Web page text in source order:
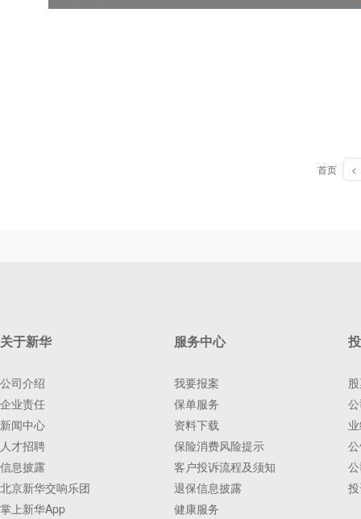
首页 <
关于新华
公司介绍
企业责任
新闻中心
人才招聘
信息披露
北京新华交响乐团
掌上新华App
服务中心
我要报案
保单服务
资料下载
保险消费风险提示
客户投诉流程及须知
退保信息披露
健康服务